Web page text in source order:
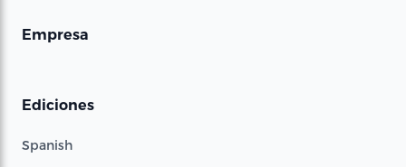
Empresa
Ediciones
Spanish